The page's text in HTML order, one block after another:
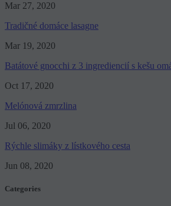
Mar 27, 2020
Tradičné domáce lasagne
Mar 19, 2020
Batátové gnocchi z 3 ingrediencií s kešu
Oct 17, 2020
Melónová zmrzlina
Jul 06, 2020
Rýchle slimáky z lístkového cesta
Jun 08, 2020
Categories